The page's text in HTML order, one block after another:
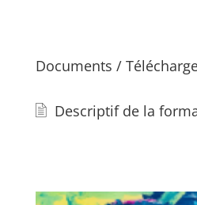
Documents /
Descriptif de la